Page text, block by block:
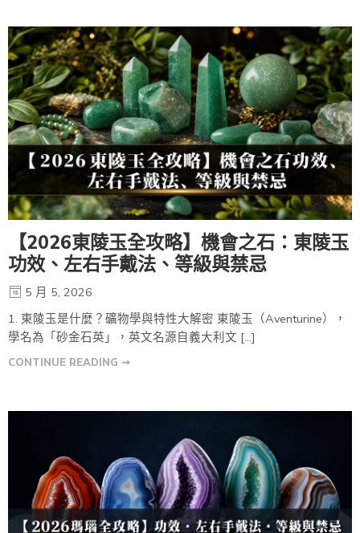
【2026東陵玉全攻略】機會之石：東陵玉
功效、左右手戴法、等級與禁忌
5 月 5, 2026
1. 東陵玉是什麼？礦物學與特性大解密 東陵玉（Aventurine），
學名為「砂金石英」，英文名源自義大利文 […]
CONTINUE READING ➞